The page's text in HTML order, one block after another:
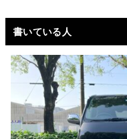
書いている人